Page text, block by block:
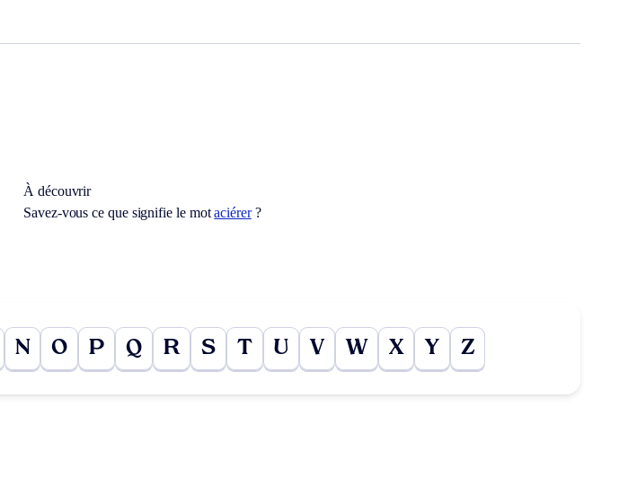
À découvrir
Savez-vous ce que signifie le motaciérer?
N O P Q R S T U V W X Y Z